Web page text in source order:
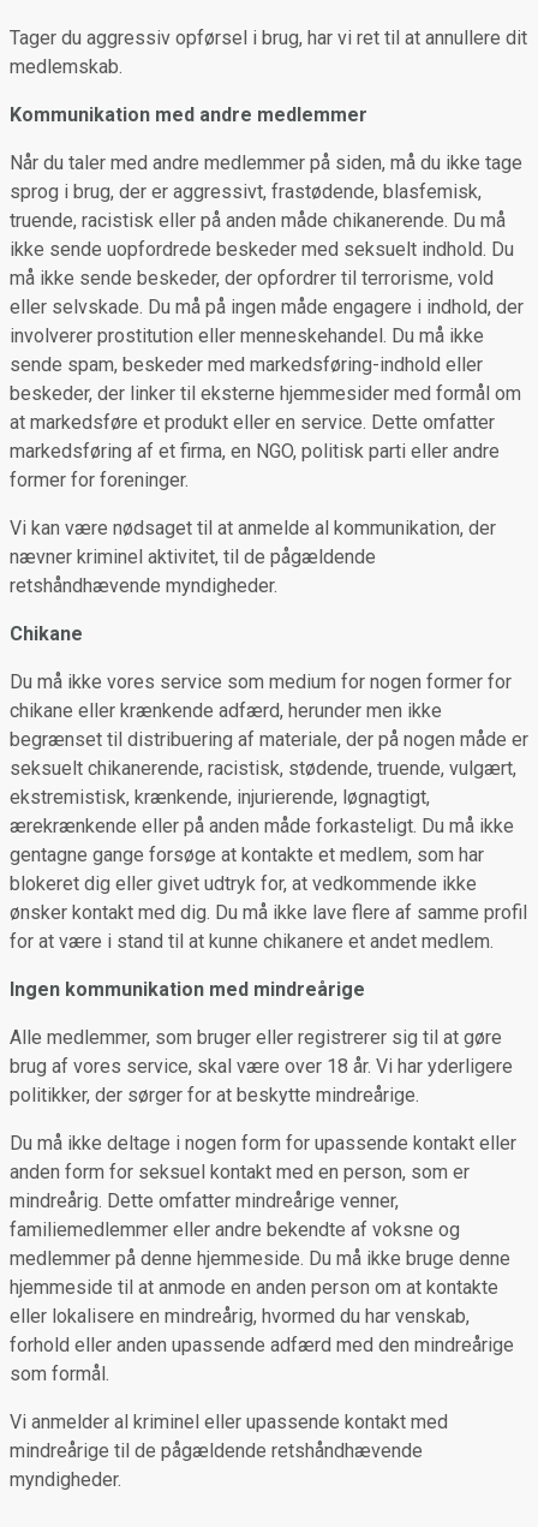
Tager du aggressiv opførsel i brug, har vi ret til at annullere dit
medlemskab.
Kommunikation med andre medlemmer
Når du taler med andre medlemmer på siden, må du ikke tage
sprog i brug, der er aggressivt, frastødende, blasfemisk,
truende, racistisk eller på anden måde chikanerende. Du må
ikke sende uopfordrede beskeder med seksuelt indhold. Du
må ikke sende beskeder, der opfordrer til terrorisme, vold
eller selvskade. Du må på ingen måde engagere i indhold, der
involverer prostitution eller menneskehandel. Du må ikke
sende spam, beskeder med markedsføring-indhold eller
beskeder, der linker til eksterne hjemmesider med formål om
at markedsføre et produkt eller en service. Dette omfatter
markedsføring af et firma, en NGO, politisk parti eller andre
former for foreninger.
Vi kan være nødsaget til at anmelde al kommunikation, der
nævner kriminel aktivitet, til de pågældende
retshåndhævende myndigheder.
Chikane
Du må ikke vores service som medium for nogen former for
chikane eller krænkende adfærd, herunder men ikke
begrænset til distribuering af materiale, der på nogen måde er
seksuelt chikanerende, racistisk, stødende, truende, vulgært,
ekstremistisk, krænkende, injurierende, løgnagtigt,
ærekrænkende eller på anden måde forkasteligt. Du må ikke
gentagne gange forsøge at kontakte et medlem, som har
blokeret dig eller givet udtryk for, at vedkommende ikke
ønsker kontakt med dig. Du må ikke lave flere af samme profil
for at være i stand til at kunne chikanere et andet medlem.
Ingen kommunikation med mindreårige
Alle medlemmer, som bruger eller registrerer sig til at gøre
brug af vores service, skal være over 18 år. Vi har yderligere
politikker, der sørger for at beskytte mindreårige.
Du må ikke deltage i nogen form for upassende kontakt eller
anden form for seksuel kontakt med en person, som er
mindreårig. Dette omfatter mindreårige venner,
familiemedlemmer eller andre bekendte af voksne og
medlemmer på denne hjemmeside. Du må ikke bruge denne
hjemmeside til at anmode en anden person om at kontakte
eller lokalisere en mindreårig, hvormed du har venskab,
forhold eller anden upassende adfærd med den mindreårige
som formål.
Vi anmelder al kriminel eller upassende kontakt med
mindreårige til de pågældende retshåndhævende
myndigheder.